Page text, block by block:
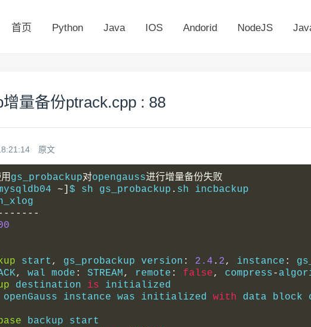
首页 Python Java IOS Andorid NodeJS
量备份ptrack.cpp : 88
原文
gs_probackup对opengauss进行增量备份失败
~] $ sh gs_probackup . sh incbackup
start , gs_probackup version : 2.4 . 2, instance :
, wal mode : STREAM, remote : false, compress-
destination is initialized
openGauss instance was initialized with data block
backup start